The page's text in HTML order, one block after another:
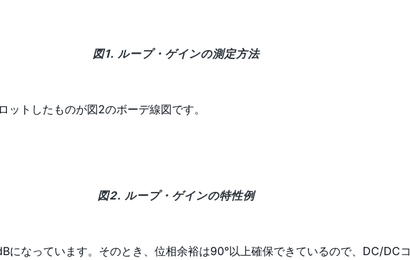
図1. ループ・ゲインの測定方法
トしたものが図2のボーデ線図です。
図2. ループ・ゲインの特性例
なっています。そのとき、位相余裕は90°以上確保できているので、DC/DC